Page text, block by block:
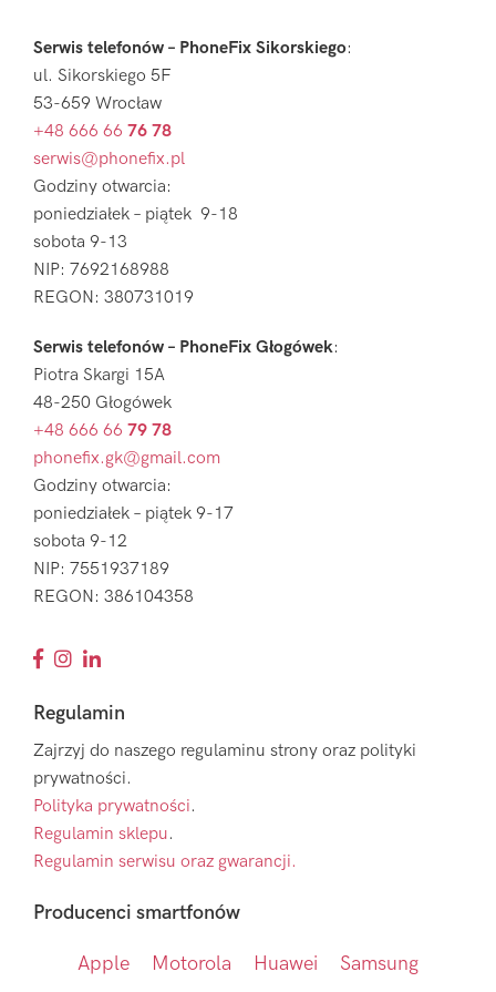
Serwis telefonów – PhoneFix Sikorskiego:
ul. Sikorskiego 5F
53-659 Wrocław
+48 666 66 76 78
serwis@phonefix.pl
Godziny otwarcia:
poniedziałek – piątek 9-18
sobota 9-13
NIP: 7692168988
REGON: 380731019
Serwis telefonów – PhoneFix Głogówek:
Piotra Skargi 15A
48-250 Głogówek
+48 666 66 79 78
phonefix.gk@gmail.com
Godziny otwarcia:
poniedziałek – piątek 9-17
sobota 9-12
NIP: 7551937189
REGON: 386104358
Regulamin
Zajrzyj do naszego regulaminu strony oraz polityki
prywatności.
Polityka prywatności.
Regulamin sklepu.
Regulamin serwisu oraz gwarancji.
Producenci smartfonów
Apple Motorola Huawei Samsung